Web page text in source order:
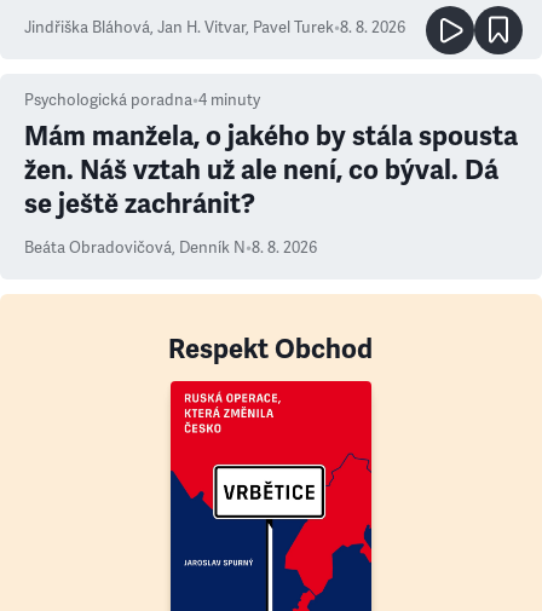
Jindřiška Bláhová, Jan H. Vitvar, Pavel Turek•8. 8. 2026
Psychologická poradna•4 minuty
Mám manžela, o jakého by stála spousta
žen. Náš vztah už ale není, co býval. Dá
se ještě zachránit?
Beáta Obradovičová, Denník N•8. 8. 2026
Respekt Obchod